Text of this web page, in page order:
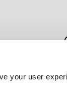
your user